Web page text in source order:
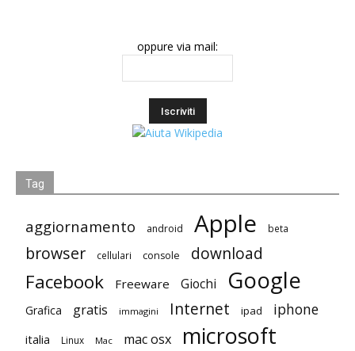
oppure via mail:
Tag
aggiornamento android Apple beta
browser cellulari console download
Facebook Freeware Giochi Google
Grafica gratis immagini Internet ipad iphone
italia Linux Mac mac osx microsoft